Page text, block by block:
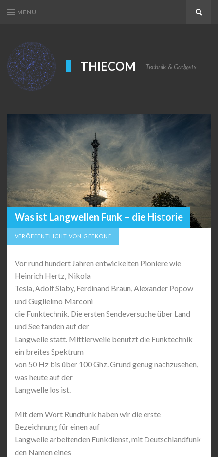
MENU
THIECOM Technik & Gadgets
Was ist Langwellen Funk – die Historie
VERÖFFENTLICHT VON GEEKONE
Vor rund hundert Jahren entwickelten Pioniere wie
Heinrich Hertz, Nikola
Tesla, Adolf Slaby, Ferdinand Braun, Alexander Popow
und Guglielmo Marconi
die Funktechnik. Die ersten Sendeversuche über Land
und See fanden auf der
Langwelle statt. Mittlerweile benutzt die Funktechnik
ein breites Spektrum
von 50 Hz bis über 100 Ghz. Grund genug nachzusehen,
was heute auf der
Langwelle los ist.
Mit dem Wort Rundfunk haben wir die erste
Bezeichnung für einen auf
Langwelle arbeitenden Funkdienst, mit Deutschlandfunk
den Namen eines